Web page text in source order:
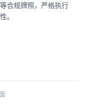
合规牌照，严格执行
。